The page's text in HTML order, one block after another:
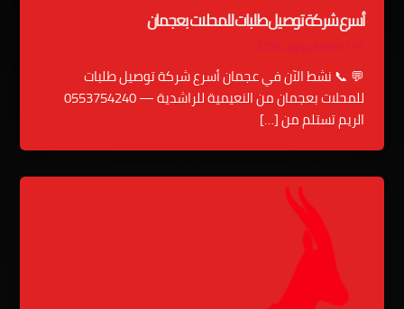
أسرع شركة توصيل طلبات للمحلات بعجمان
admin/ 14 يونيو، 2026
💬 📞 نشط الآن في عجمان أسرع شركة توصيل طلبات
للمحلات بعجمان من النعيمية للراشدية — 0553754240
الريم تستلم من […]